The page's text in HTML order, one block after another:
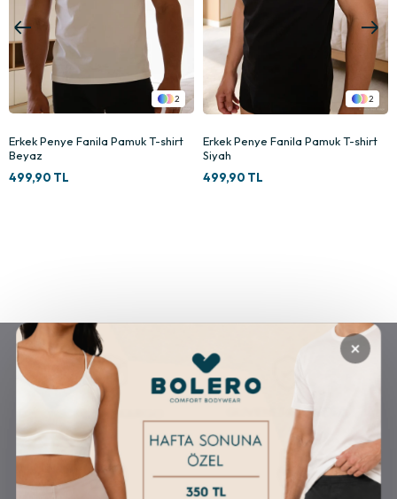
2
Erkek Penye Fanila Pamuk T-shirt
Beyaz
499,90 TL
2
Erkek Penye Fanila Pamuk T-shirt
Siyah
499,90 TL
ÜCRETSİZ KARGO GÜVENLİ ALIŞVERİŞ
×